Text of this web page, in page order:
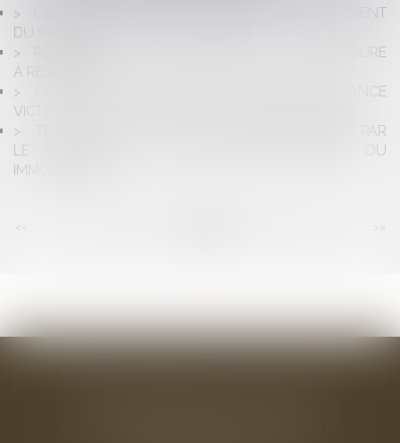
C’EST L’EMPLOYEUR QUI DOIT PROUVER LE PAIEMENT
DU SALAIRE
RÉVISION DU LOYER COMMERCIAL : LA PROCÉDURE
À RESPECTER
CONDUCTEUR SANS PERMIS OU SANS ASSURANCE
VICTIME D'UN ACCIDENT: QUELLE INDEMNISATION?
TRAITEMENT FISCAL DU DROIT AU BAIL VERSÉ PAR
LE PRENEUR : CHARGE EXCEPTIONNELLE OU
IMMOBILISATION ?
<< >>